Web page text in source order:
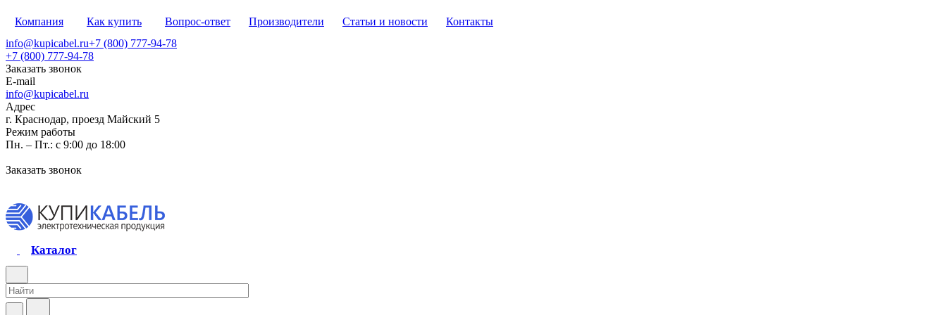
Компания Как купить Вопрос-ответ Производители Статьи и новости
Контакты
info@kupicabel.ru+7 (800) 777-94-78
+7 (800) 777-94-78
Заказать звонок
E-mail
info@kupicabel.ru
Адрес
г. Краснодар, проезд Майский 5
Режим работы
Пн. – Пт.: с 9:00 до 18:00
Заказать звонок
Каталог